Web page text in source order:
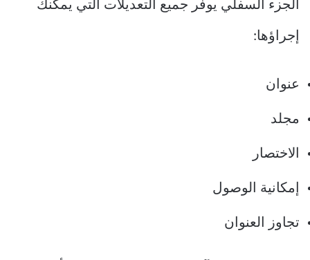
الجزء السفلي يوفر جميع التعديلات التي يمكنك
إجراؤها:
عنوان
مجلد
الاختصار
إمكانية الوصول
تجاوز العنوان